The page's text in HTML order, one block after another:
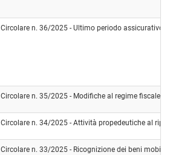
Circolare n. 36/2025 - Ultimo periodo assicurativo
Circolare n. 35/2025 - Modifiche al regime fiscale
Circolare n. 34/2025 - Attività propedeutiche al
Circolare n. 33/2025 - Ricognizione dei beni mobili